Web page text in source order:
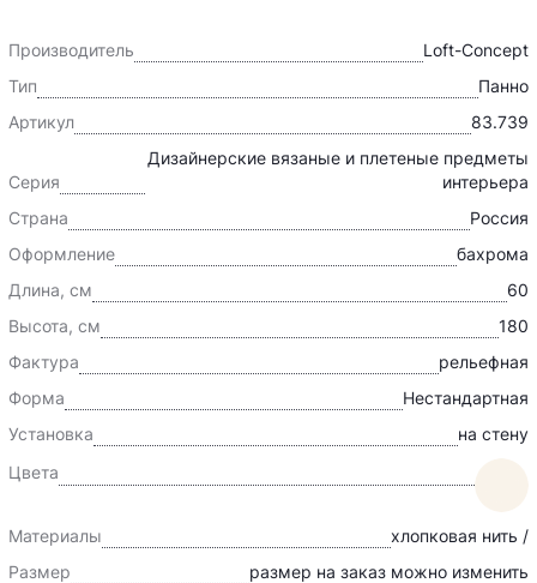
Производитель
Loft-Concept
Тип
Панно
Артикул
83.739
Серия
Дизайнерские вязаные и плетеные предметы
интерьера
Страна
Россия
Оформление
бахрома
Длина, см
60
Высота, см
180
Фактура
рельефная
Форма
Нестандартная
Установка
на стену
Цвета
Материалы
хлопковая нить /
Размер
размер на заказ можно изменить